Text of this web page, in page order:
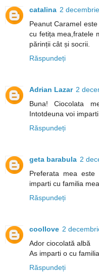
catalina 2
Peanut Caramel
cu fetița mea,fratele
părinții cât și socrii.
Răspundeți
Adrian Lazar 2
Buna! Ciocolata
Intotdeuna voi
Răspundeți
geta barabula 2
Preferata mea
imparti cu familia
Răspundeți
coollove 2
Ador ciocolată albă
As imparti o cu
Răspundeți